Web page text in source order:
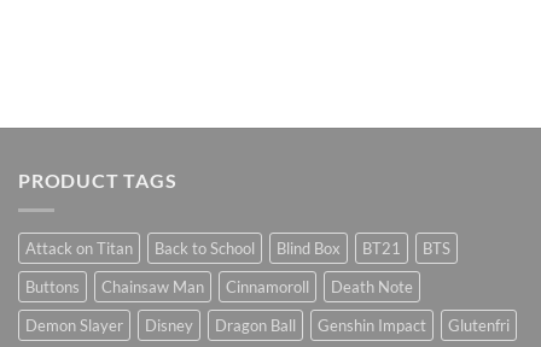
PRODUCT TAGS
Attack on Titan Back to School Blind Box BT21
BTS
Buttons
Chainsaw Man Cinnamoroll
Death Note
Demon Slayer
Disney Dragon Ball Genshin Impact
Glutenfri